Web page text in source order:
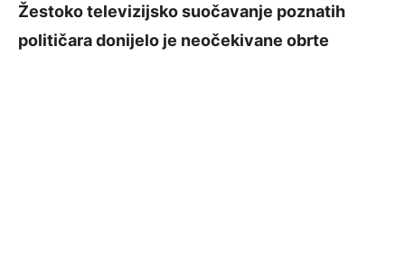
Žestoko televizijsko suočavanje poznatih
političara donijelo je neočekivane obrte